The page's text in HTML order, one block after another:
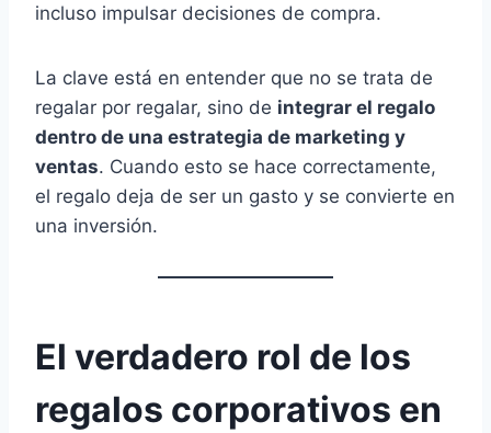
incluso impulsar decisiones de compra.
La clave está en entender que no se trata de
regalar por regalar, sino de integrar el regalo
dentro de una estrategia de marketing y
ventas. Cuando esto se hace correctamente,
el regalo deja de ser un gasto y se convierte en
una inversión.
El verdadero rol de los
regalos corporativos en